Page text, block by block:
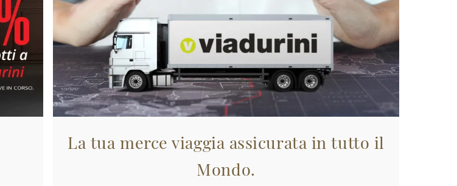
La tua merce viaggia assicurata in tutto il
Mondo.